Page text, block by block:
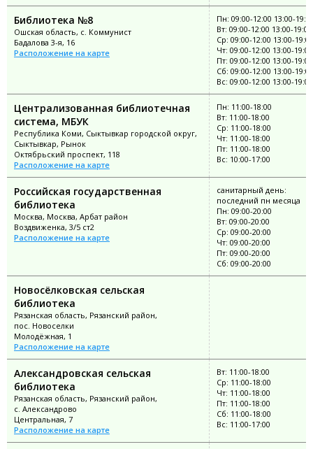
Библиотека №8
Ошская область, с. Коммунист
Бадалова 3-я, 16
Расположение на карте
Пн: 09:00-12:00 13:00-
Вт: 09:00-12:00 13:00-19:00
Ср: 09:00-12:00 13:00-19:00
Чт: 09:00-12:00 13:00-19:00
Пт: 09:00-12:00 13:00-19:00
Сб: 09:00-12:00 13:00-19:00
Вс: 09:00-12:00 13:00-19:00
Централизованная библиотечная
система, МБУК
Республика Коми, Сыктывкар городской округ,
Сыктывкар, Рынок
Октябрьский проспект, 118
Расположение на карте
Пн: 11:00-18:00
Вт: 11:00-18:00
Ср: 11:00-18:00
Чт: 11:00-18:00
Пт: 11:00-18:00
Вс: 10:00-17:00
Российская государственная
библиотека
Москва, Москва, Арбат район
Воздвиженка, 3/5 ст2
Расположение на карте
санитарный день:
последний пн месяца
Пн: 09:00-20:00
Вт: 09:00-20:00
Ср: 09:00-20:00
Чт: 09:00-20:00
Пт: 09:00-20:00
Сб: 09:00-20:00
Новосёлковская сельская
библиотека
Рязанская область, Рязанский район,
пос. Новоселки
Молодёжная, 1
Расположение на карте
Александровская сельская
библиотека
Рязанская область, Рязанский район,
с. Александрово
Центральная, 7
Расположение на карте
Вт: 11:00-18:00
Ср: 11:00-18:00
Чт: 11:00-18:00
Пт: 11:00-18:00
Сб: 11:00-18:00
Вс: 11:00-17:00